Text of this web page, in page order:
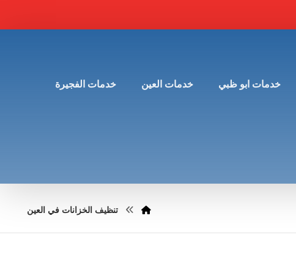
خدمات ابو ظبي خدمات العين خدمات الفجيرة
تنظيف الخزانات في العين